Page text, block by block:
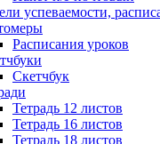
успеваемости,
Расписания уроков
Скетчбук
Тетрадь 12 листов
Тетрадь 16 листов
Тетрадь 18 листов